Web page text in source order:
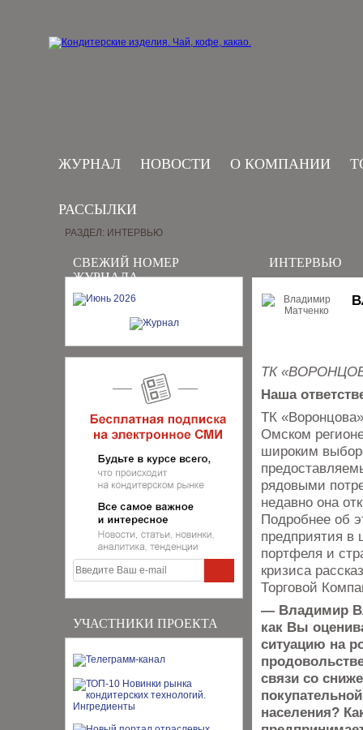
ЖУРНАЛ НОВОСТИ О КОМПАНИИ
РАССЫЛКИ
СВЕЖИЙ НОМЕР
ЖУРНАЛА
УЧАСТНИКИ ПРОЕКТА
РАЗДЕЛ: ИНТЕРВЬЮ
ИНТЕРВЬЮ
ТК
Наша
ТК
Омском
широким
рядовыми
недавно она
Подробнее об
предприятия в
портфеля и
кризиса
Торговой
— Владимир
как Вы
ситуацию на
связи со
населения?